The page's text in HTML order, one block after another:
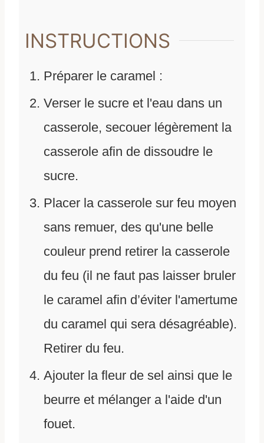
INSTRUCTIONS
Préparer le caramel :
Verser le sucre et l'eau dans un
casserole, secouer légèrement la
casserole afin de dissoudre le
sucre.
Placer la casserole sur feu moyen
sans remuer, des qu'une belle
couleur prend retirer la casserole
du feu (il ne faut pas laisser bruler
le caramel afin d’éviter l'amertume
du caramel qui sera désagréable).
Retirer du feu.
Ajouter la fleur de sel ainsi que le
beurre et mélanger a l'aide d'un
fouet.